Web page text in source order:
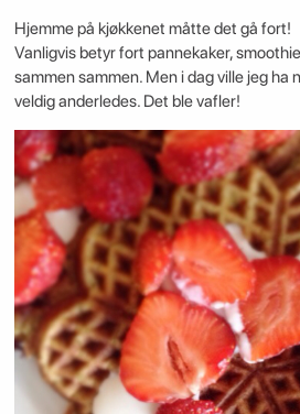
Hjemme på kjøkkenet måtte det gå fort!
Vanligvis betyr fort pannekaker,
sammen sammen. Men i dag ville jeg ha
veldig anderledes. Det ble vafler!